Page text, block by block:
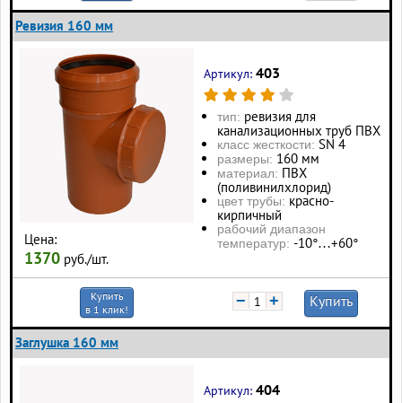
Ревизия 160 мм
Цена:
1370 руб./шт.
Артикул: 403
тип: ревизия для
канализационных труб ПВХ
класс жесткости: SN 4
размеры: 160 мм
материал: ПВХ
(поливинилхлорид)
цвет трубы: красно-
кирпичный
рабочий диапазон
температур: -10°…+60°
Купить
в 1 клик!
− + Купить
Заглушка 160 мм
Артикул: 404